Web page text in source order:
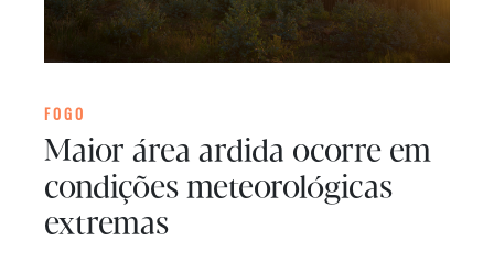
FOGO
Maior área ardida ocorre em
condições meteorológicas
extremas